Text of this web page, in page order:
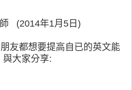
(2014年1月5日)
友都想要提高自已的英文能
與大家分享: